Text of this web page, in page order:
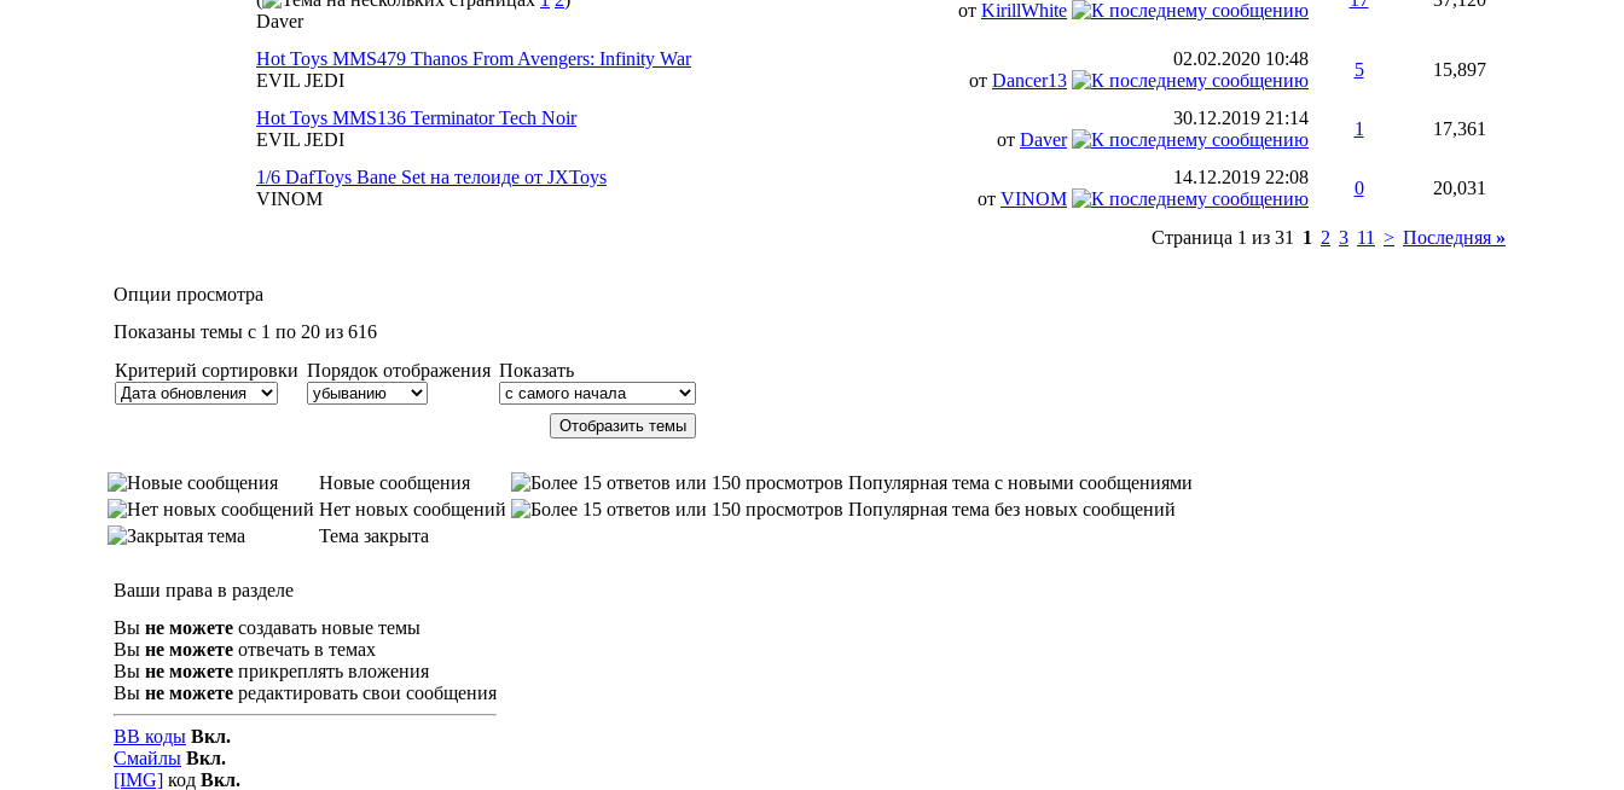
Daver
от KirillWhite
Hot Toys MMS479 Thanos From Avengers: Infinity War
EVIL JEDI
02.02.2020 10:48
от Dancer13
5 15,897
Hot Toys MMS136 Terminator Tech Noir
EVIL JEDI
30.12.2019 21:14
от Daver
1 17,361
1/6 DafToys Bane Set на телоиде от JXToys
VINOM
14.12.2019 22:08
от VINOM
0 20,031
Страница 1 из 31 1 2 3 11 > Последняя »
Опции просмотра
Показаны темы с 1 по 20 из 616
Критерий сортировки Порядок отображения Показать
Новые сообщения
Популярная тема с новыми сообщениями
Нет новых сообщений
Популярная тема без новых сообщений
Тема закрыта
Ваши права в разделе
Вы не можете создавать новые темы
Вы не можете отвечать в темах
Вы не можете прикреплять вложения
Вы не можете редактировать свои сообщения
BB коды Вкл.
Смайлы Вкл.
[IMG] код Вкл.